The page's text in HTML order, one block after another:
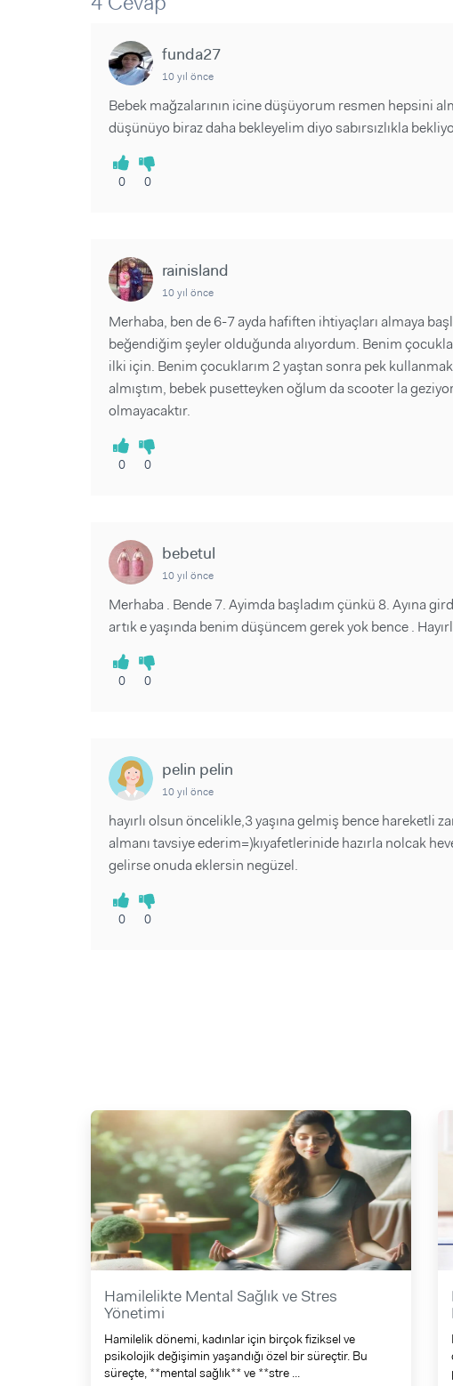
Sorular ve Yanıtlar
Makaleler
funda27
10 yıl önce
Bebek mağzalarının icine düşüyorum resmen hepsini
düşünüyo biraz daha bekleyelim diyo sabırsızlıkla
0 0
rainisland
10 yıl önce
Merhaba, ben de 6-7 ayda hafiften ihtiyaçları almaya
beğendiğim şeyler olduğunda alıyordum. Benim
ilki için. Benim çocuklarım 2 yaştan sonra pek
almıştım, bebek pusetteyken oğlum da scooter la
olmayacaktır.
0 0
bebetul
10 yıl önce
Merhaba . Bende 7. Ayimda başladım çünkü 8. Ayına
artık e yaşında benim düşüncem gerek yok bence .
0 0
pelin pelin
10 yıl önce
hayırlı olsun öncelikle,3 yaşına gelmiş bence hareketli
almanı tavsiye ederim=)kıyafetlerinide hazırla nolcak
gelirse onuda eklersin negüzel.
0 0
Hamilelikte Mental Sağlık ve Stres
Yönetimi
Hamilelik dönemi, kadınlar için birçok fiziksel ve
psikolojik değişimin yaşandığı özel bir süreçtir. Bu
süreçte, **mental sağlık** ve **stre ...